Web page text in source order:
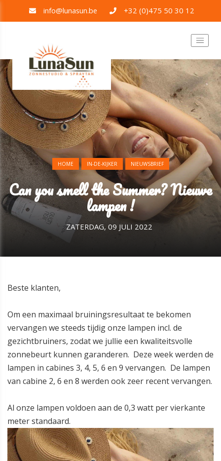
info@lunasun.be +32 (0)475 50 30 12
HOME IN-DE-KIJKER NIEUWSBRIEF
Can you smell the Summer? Nieuwe
lampen !
ZATERDAG, 09 JULI 2022
Beste klanten,
Om een maximaal bruiningsresultaat te bekomen
vervangen we steeds tijdig onze lampen incl. de
gezichtbruiners, zodat we jullie een kwaliteitsvolle
zonnebeurt kunnen garanderen. Deze week werden de
lampen in cabines 3, 4, 5, 6 en 9 vervangen. De lampen
van cabine 2, 6 en 8 werden ook zeer recent vervangen.
Al onze lampen voldoen aan de 0,3 watt per vierkante
meter standaard.